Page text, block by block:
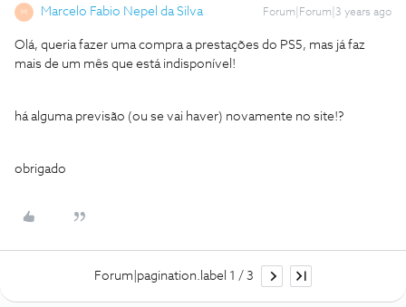
M Marcelo Fabio Nepel da Silva Forum|Forum|3 years ago
Olá, queria fazer uma compra a prestações do PS5, mas já faz
mais de um mês que está indisponível!
há alguma previsão (ou se vai haver) novamente no site!?
obrigado
Forum|pagination.label 1 / 3